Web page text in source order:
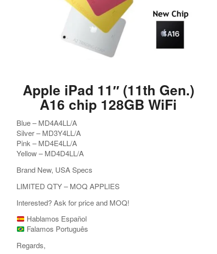
Apple iPad 11″ (11th Gen.)
A16 chip 128GB WiFi
Blue – MD4A4LL/A
Silver – MD3Y4LL/A
Pink – MD4E4LL/A
Yellow – MD4D4LL/A
Brand New, USA Specs
LIMITED QTY – MOQ APPLIES
Interested? Ask for price and MOQ!
Hablamos Español
Falamos Português
Regards,